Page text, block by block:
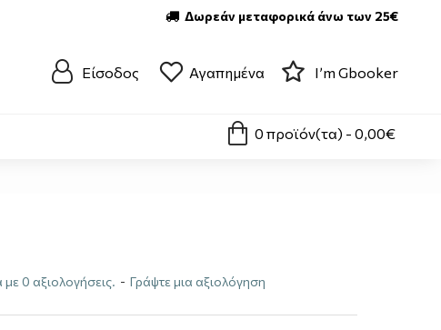
Δωρεάν μεταφορικά άνω των 25€
Είσοδος Αγαπημένα I’m Gbooker
0 προϊόν(τα) - 0,00€
0 αξιολογήσεις. - Γράψτε μια αξιολόγηση